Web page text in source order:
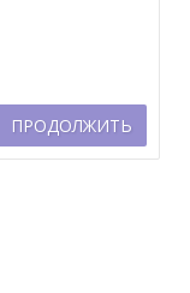
ПРОДОЛЖИТЬ